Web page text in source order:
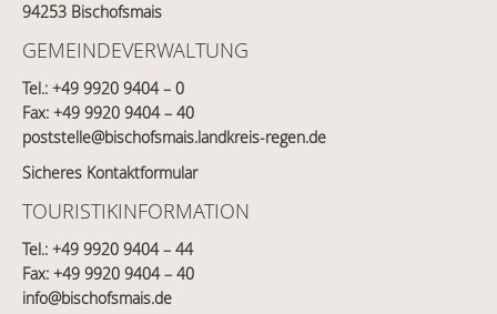
94253 Bischofsmais
GEMEINDEVERWALTUNG
Tel.: +49 9920 9404 – 0
Fax: +49 9920 9404 – 40
poststelle@bischofsmais.landkreis-regen.de
Sicheres Kontaktformular
TOURISTIKINFORMATION
Tel.: +49 9920 9404 – 44
Fax: +49 9920 9404 – 40
info@bischofsmais.de